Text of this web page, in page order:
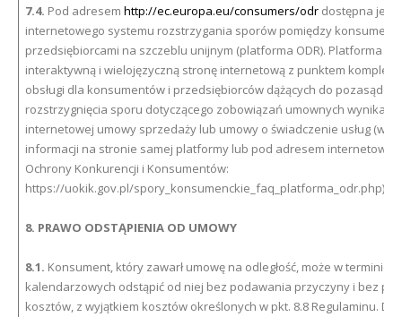
7.4. Pod adresem http://ec.europa.eu/consumers/odrdostępna jest
internetowego systemu rozstrzygania sporów pomiędzy
przedsiębiorcami na szczeblu unijnym (platforma ODR). Platforma
interaktywną i wielojęzyczną stronę internetową z punktem
obsługi dla konsumentów i przedsiębiorców dążących do
rozstrzygnięcia sporu dotyczącego zobowiązań umownych
internetowej umowy sprzedaży lub umowy o świadczenie usług
informacji na stronie samej platformy lub pod adresem
Ochrony Konkurencji i Konsumentów:
https://uokik.gov.pl/spory_konsumenckie_faq_platforma_odr.php).
8. PRAWO ODSTĄPIENIA OD UMOWY
8.1. Konsument, który zawarł umowę na odległość, może w terminie
kalendarzowych odstąpić od niej bez podawania przyczyny i bez
kosztów, z wyjątkiem kosztów określonych w pkt. 8.8 Regulaminu. Do